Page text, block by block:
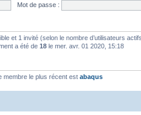
Mot de passe :
et 1 invité (selon le nombre d’utilisateurs
a été de 18 le mer. avr. 01 2020, 15:18
membre le plus récent est abaqus